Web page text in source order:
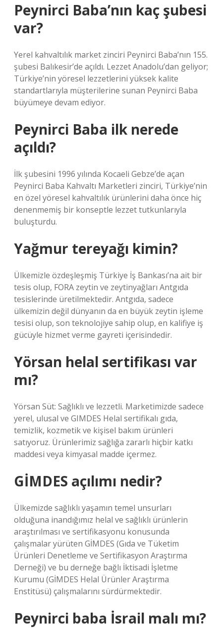
Peynirci Baba’nın kaç şubesi
var?
Yerel kahvaltılık market zinciri Peynirci Baba’nın 155.
şubesi Balıkesir’de açıldı. Lezzet Anadolu’dan geliyor;
Türkiye’nin yöresel lezzetlerini yüksek kalite
standartlarıyla müşterilerine sunan Peynirci Baba
büyümeye devam ediyor.
Peynirci Baba ilk nerede
açıldı?
İlk şubesini 1996 yılında Kocaeli Gebze’de açan
Peynirci Baba Kahvaltı Marketleri zinciri, Türkiye’nin
en özel yöresel kahvaltılık ürünlerini daha önce hiç
denenmemiş bir konseptle lezzet tutkunlarıyla
buluşturdu.
Yağmur tereyağı kimin?
Ülkemizle özdeşleşmiş Türkiye İş Bankası’na ait bir
tesis olup, FORA zeytin ve zeytinyağları Antgıda
tesislerinde üretilmektedir. Antgıda, sadece
ülkemizin değil dünyanın da en büyük zeytin işleme
tesisi olup, son teknolojiye sahip olup, en kalifiye iş
gücüyle hizmet verme gayreti içerisindedir.
Yörsan helal sertifikası var
mı?
Yörsan Süt: Sağlıklı ve lezzetli. Marketimizde sadece
yerel, ulusal ve GIMDES Helal sertifikalı gıda,
temizlik, kozmetik ve kişisel bakım ürünleri
satıyoruz. Ürünlerimiz sağlığa zararlı hiçbir katkı
maddesi veya kimyasal madde içermez.
GİMDES açılımı nedir?
Ülkemizde sağlıklı yaşamın temel unsurları
olduğuna inandığımız helal ve sağlıklı ürünlerin
araştırılması ve sertifikasyonu konusunda
çalışmalar yürüten GİMDES (Gıda ve Tüketim
Ürünleri Denetleme ve Sertifikasyon Araştırma
Derneği) ve bu derneğe bağlı İktisadi İşletme
Kurumu (GİMDES Helal Ürünler Araştırma
Enstitüsü) çalışmalarını sürdürmektedir.
Peynirci baba İsrail malı mı?